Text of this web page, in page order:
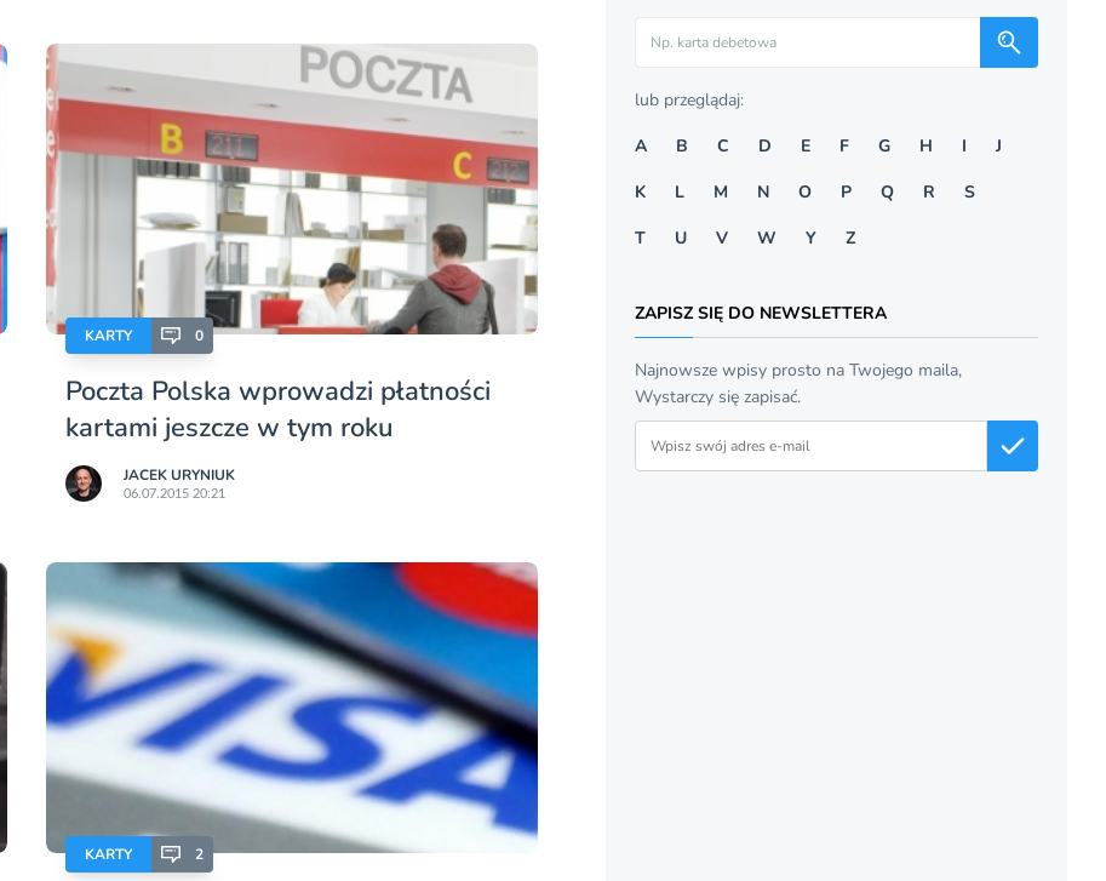
KARTY 0
Poczta Polska wprowadzi płatności
kartami jeszcze w tym roku
JACEK URYNIUK
06.07.2015 20:21
KARTY 2
lub przeglądaj:
A
B C D E F G H I
J
K
L M N O P Q R
S
T
U V W Y Z
ZAPISZ SIĘ DO NEWSLETTERA
Najnowsze wpisy prosto na Twojego maila,
Wystarczy się zapisać.